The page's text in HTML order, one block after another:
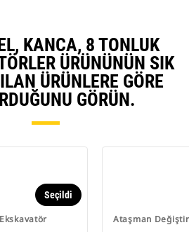
KANCA, 8 TONLUK
ÜRÜNÜNÜN SIK
ÜRÜNLERE GÖRE
GÖRÜN.
Seçildi
Ataşman